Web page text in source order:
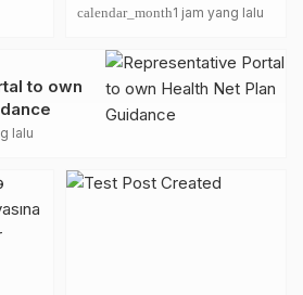
betrouwbaar platform?
calendar_month1 jam yang lalu
to own
lalu